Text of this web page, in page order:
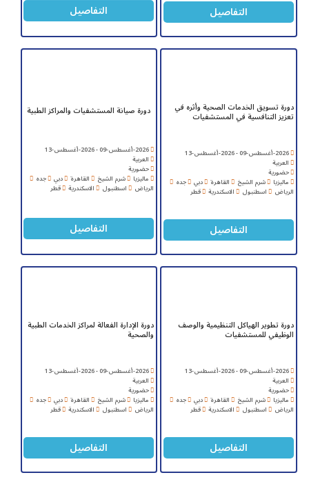
التفاصيل التفاصيل
دورة تسويق الخدمات الصحية وأثره في
تعزيز التنافسية في المستشفيات
2026-أغسطس-09 - 2026-أغسطس-13
العربية
حضورية
ماليزيا شرم الشيخ القاهرة دبي جده
الرياض اسطنبول الاسكندرية قطر
التفاصيل
دورة صيانة المستشفيات والمراكز الطبية
2026-أغسطس-09 - 2026-أغسطس-13
العربية
حضورية
ماليزيا شرم الشيخ القاهرة دبي جده
الرياض اسطنبول الاسكندرية قطر
التفاصيل
دورة تطوير الهياكل التنظيمية والوصف
الوظيفي للمستشفيات
2026-أغسطس-09 - 2026-أغسطس-13
العربية
حضورية
ماليزيا شرم الشيخ القاهرة دبي جده
الرياض اسطنبول الاسكندرية قطر
التفاصيل
دورة الإدارة الفعالة لمراكز الخدمات الطبية
والصحية
2026-أغسطس-09 - 2026-أغسطس-13
العربية
حضورية
ماليزيا شرم الشيخ القاهرة دبي جده
الرياض اسطنبول الاسكندرية قطر
التفاصيل